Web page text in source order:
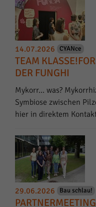
14.07.2026 CYANce
TEAM
DER FUNGHI
Mykorr… was?
Symbiose zwischen
hier in direktem
29.06.2026 Bau schlau!